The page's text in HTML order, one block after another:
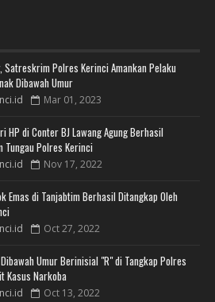
Satreskrim Polres Kerinci Amankan Pelaku
Dibawah Umur
Mar 01, 2023
HP di Conter BJ Lawang Agung Berhasil
Tungau Polres Kerinci
Nov 17, 2022
Emas di Tanjabtim Berhasil Ditangkap Oleh
Oct 27, 2022
Umur Berinisial "R" di Tangkap Polres
Kasus Narkoba
Oct 13, 2022